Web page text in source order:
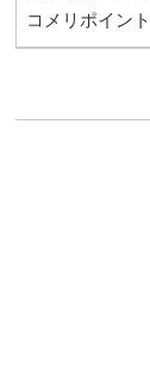
コメリポイン